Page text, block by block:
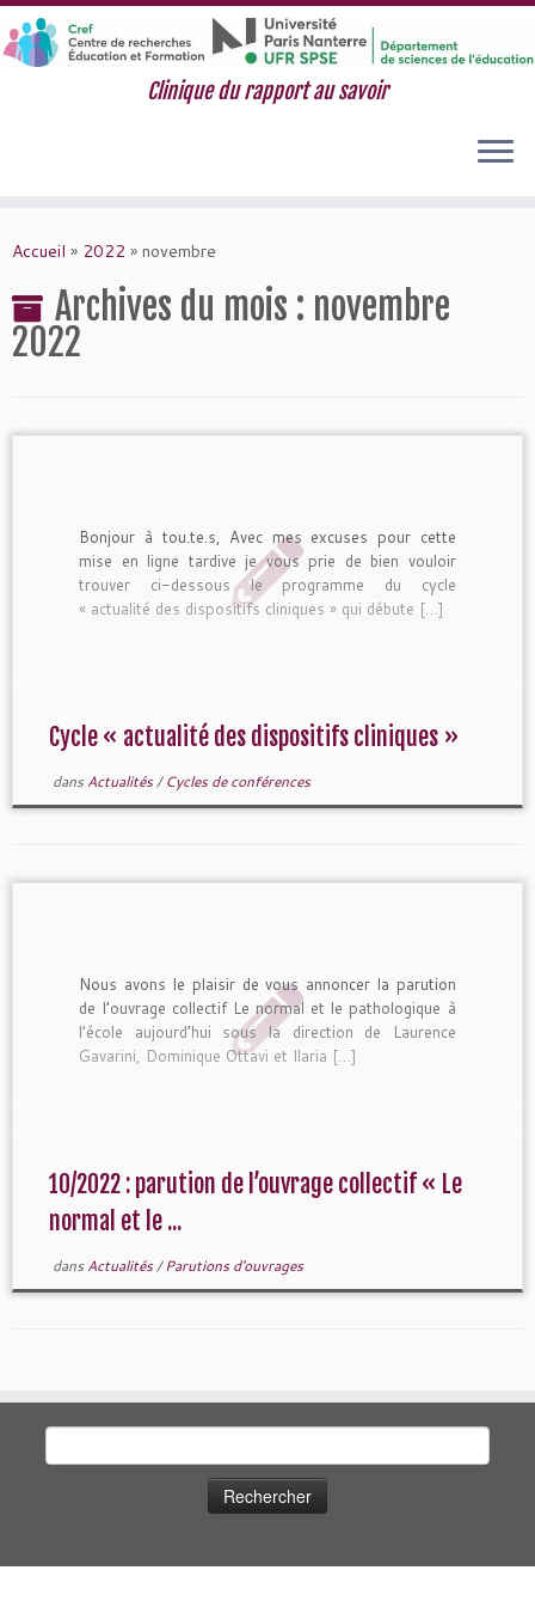
au
Clinique du rapport au savoir
Accueil » 2022 » novembre
Archives du mois : novembre
2022
Bonjour à tou.te.s, Avec mes excuses pour cette
mise en ligne tardive je vous prie de bien vouloir
trouver ci-dessous le programme du cycle
« actualité des dispositifs cliniques » qui débute […]
Cycle « actualité des dispositifs cliniques »
dans Actualités/Cycles de conférences
Nous avons le plaisir de vous annoncer la parution
de l’ouvrage collectif Le normal et le pathologique à
l’école aujourd’hui sous la direction de Laurence
Gavarini, Dominique Ottavi et Ilaria […]
10/2022 : parution de l’ouvrage collectif « Le
normal et le ...
dans Actualités/Parutions d'ouvrages